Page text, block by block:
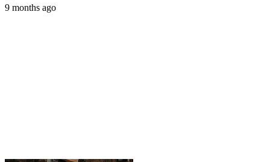
9 months ago